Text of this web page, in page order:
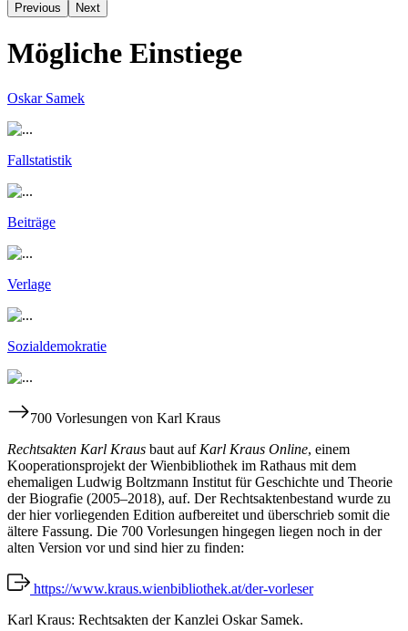
Previous Next
Mögliche Einstiege
Oskar Samek
Fallstatistik
Beiträge
Verlage
Sozialdemokratie
700 Vorlesungen von Karl Kraus
Rechtsakten Karl Kraus baut auf Karl Kraus Online, einem
Kooperationsprojekt der Wienbibliothek im Rathaus mit dem
ehemaligen Ludwig Boltzmann Institut für Geschichte und Theorie
der Biografie (2005–2018), auf. Der Rechtsaktenbestand wurde zu
der hier vorliegenden Edition aufbereitet und überschrieb somit die
ältere Fassung. Die 700 Vorlesungen hingegen liegen noch in der
alten Version vor und sind hier zu finden:
https://www.kraus.wienbibliothek.at/der-vorleser
Karl Kraus: Rechtsakten der Kanzlei Oskar Samek.